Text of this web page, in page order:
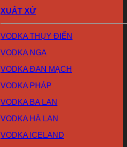
XUẤT XỨ
VODKA THỤY ĐIỂN
VODKA NGA
VODKA ĐAN MẠCH
VODKA PHÁP
VODKA BA LAN
VODKA HÀ LAN
VODKA ICELAND